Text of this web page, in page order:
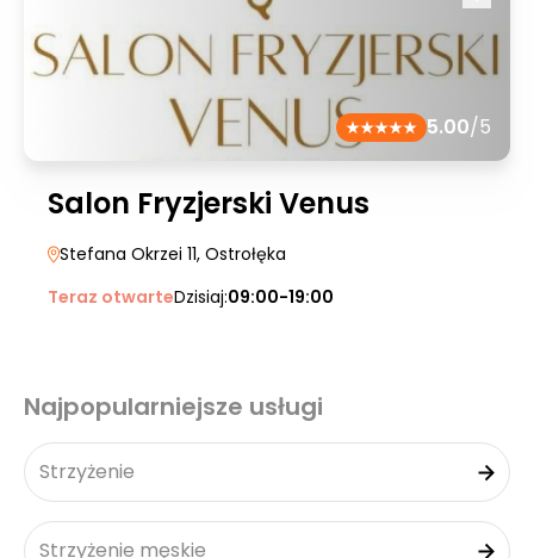
5.00/5
Salon Fryzjerski Venus
Stefana Okrzei 11, Ostrołęka
Teraz otwarteDzisiaj:09:00-19:00
Najpopularniejsze usługi
Strzyżenie
Strzyżenie męskie